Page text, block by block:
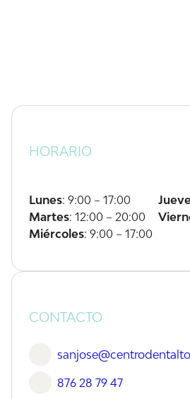
HORARIO
Lunes: 9:00 – 17:00
Martes: 12:00 – 20:00
Miércoles: 9:00 – 17:00
CONTACTO
876 28 79 47